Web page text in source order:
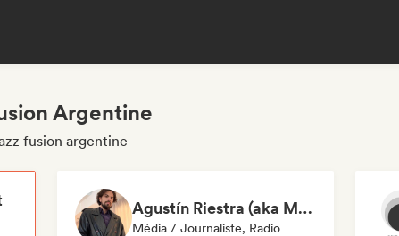
Argentine
fusion argentine
Agustín Riestra (aka Música del Ático)
Média / Journaliste, Radio